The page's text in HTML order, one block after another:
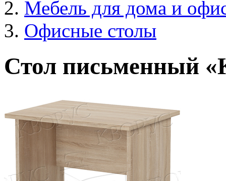
Мебель для дома и
Офисные столы
Стол письменный